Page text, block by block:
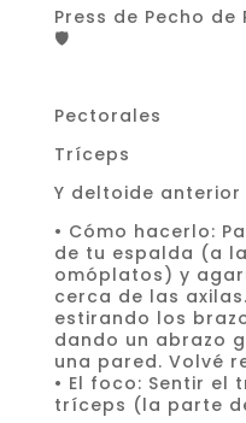
Press de Pecho de
🛡️
Pectorales
Tríceps
Y deltoide anterior
• Cómo hacerlo:
de tu espalda (a
omóplatos) y
cerca de las
estirando los
dando un abrazo
una pared. Volvé
• El foco: Sentir el
tríceps (la parte